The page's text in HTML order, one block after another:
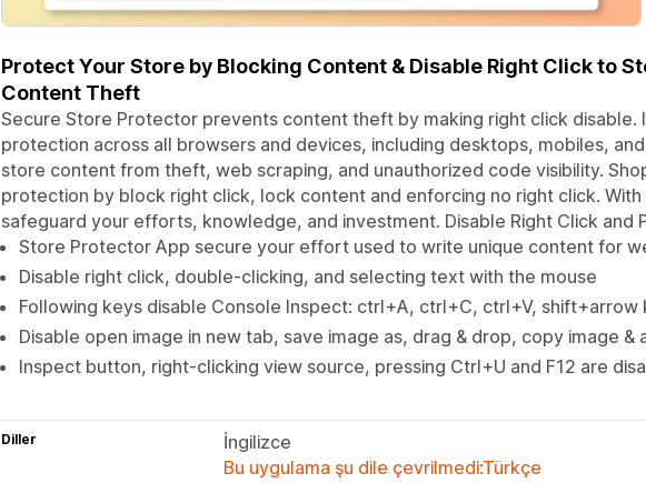
Protect Your Store by Blocking Content & Disable Right Click to
Content Theft
Secure Store Protector prevents content theft by making right click
protection across all browsers and devices, including desktops, mobiles,
store content from theft, web scraping, and unauthorized code visibility.
protection by block right click, lock content and enforcing no right click.
safeguard your efforts, knowledge, and investment. Disable Right Click and
Store Protector App secure your effort used to write unique content for
Disable right click, double-clicking, and selecting text with the mouse
Following keys disable Console Inspect: ctrl+A, ctrl+C, ctrl+V, shift+arrow
Disable open image in new tab, save image as, drag & drop, copy image &
Inspect button, right-clicking view source, pressing Ctrl+U and F12 are
Diller
İngilizce
Bu uygulama şu dile çevrilmedi:Türkçe